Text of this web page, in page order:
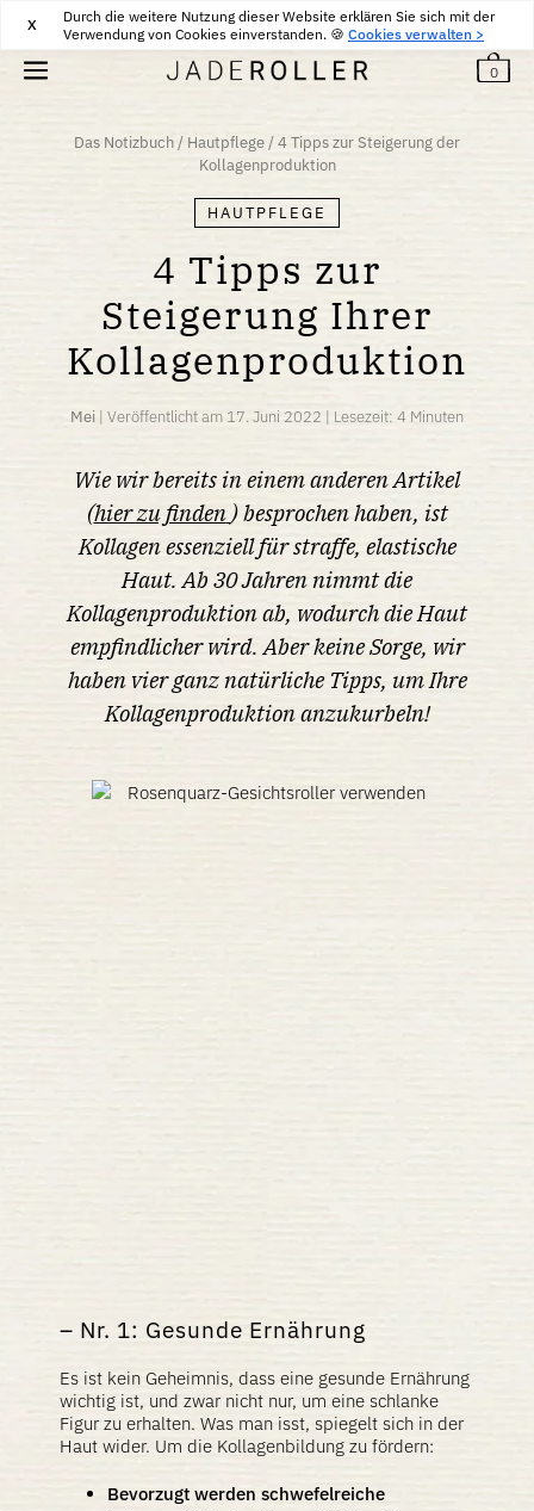
Durch die weitere Nutzung dieser Website erklären Sie sich mit der
Verwendung von Cookies einverstanden. 🍪 Cookies verwalten >
X KOSTENLOSE LIEFERUNG VON30€KAUFEN
0
Das Notizbuch/ Hautpflege/4 Tipps zur Steigerung der
Kollagenproduktion
HAUTPFLEGE
4 Tipps zur
Steigerung Ihrer
Kollagenproduktion
Mei | Veröffentlicht am 17. Juni 2022 | Lesezeit: 4 Minuten
Wie wir bereits in einem anderen Artikel
(hier zu finden) besprochen haben, ist
Kollagen essenziell für straffe, elastische
Haut. Ab 30 Jahren nimmt die
Kollagenproduktion ab, wodurch die Haut
empfindlicher wird. Aber keine Sorge, wir
haben vier ganz natürliche Tipps, um Ihre
Kollagenproduktion anzukurbeln!
Nr. 1: Gesunde Ernährung
Es ist kein Geheimnis, dass eine gesunde Ernährung
wichtig ist, und zwar nicht nur, um eine schlanke
Figur zu erhalten. Was man isst, spiegelt sich in der
Haut wider. Um die Kollagenbildung zu fördern:
Bevorzugt werden schwefelreiche